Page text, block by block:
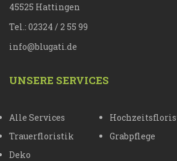
45525 Hattingen
Tel.: 02324 / 2 55 99
info@blugati.de
UNSERE SERVICES
Alle Services
Trauerfloristik
Grabpflege
Deko